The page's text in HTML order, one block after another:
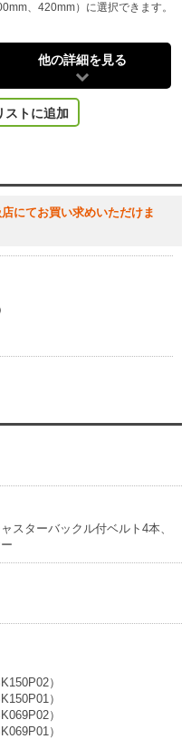
、420mm）に選択できます。
他の詳細を見る
ストに追加
にてお買い求めいただけま
スターバックル付ベルト4本、
）
）
）
）